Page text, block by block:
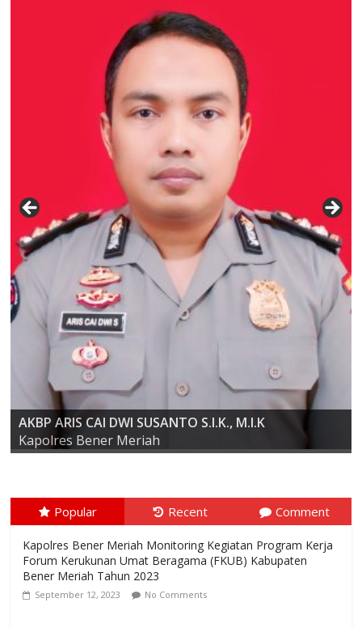
AKBP ARIS CAI DWI SUSANTO S.I.K., M.I.K
Kapolres Bener Meriah
Kompol Dr. SYABIRIN, S.H., M.SI
Popular Recent Comment
Kapolres Bener Meriah Monitoring Kegiatan Program Kerja
Forum Kerukunan Umat Beragama (FKUB) Kabupaten
Bener Meriah Tahun 2023
September 12, 2023 No Comments